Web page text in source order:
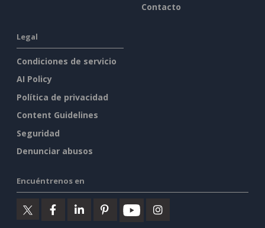
Contacto
Legal
Condiciones de servicio
AI Policy
Política de privacidad
Content Guidelines
Seguridad
Denunciar abusos
Encuéntrenos en